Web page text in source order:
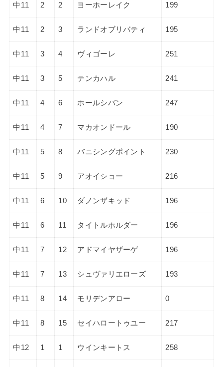
中11 2 2 ヨーホーレイク 199
中11 2 3 ランドオブリバティ 195
中11 3 4 ヴィゴーレ 251
中11 3 5 テンカハル 241
中11 4 6 ホールシバン 247
中11 4 7 マカオンドール 190
中11 5 8 バニシングポイント 230
中11 5 9 アオイショー 216
中11 6 10 ダノンザキッド 196
中11 6 11 タイトルホルダー 196
中11 7 12 アドマイヤザーゲ 196
中11 7 13 シュヴァリエローズ 193
中11 8 14 モリデンアロー 0
中11 8 15 セイハロートゥユー 217
中12 1 1 ウインキートス 258